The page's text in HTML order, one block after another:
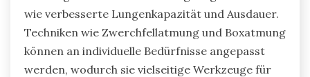
wie verbesserte Lungenkapazität und Ausdauer.
Techniken wie Zwerchfellatmung und Boxatmung
können an individuelle Bedürfnisse angepasst
werden, wodurch sie vielseitige Werkzeuge für